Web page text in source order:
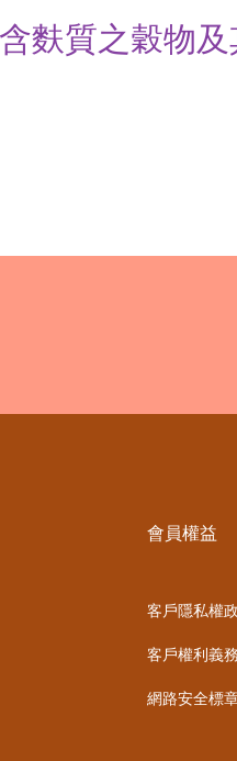
麩質之穀物
會員權益
客戶隱私權
客戶權利義務
網路安全標